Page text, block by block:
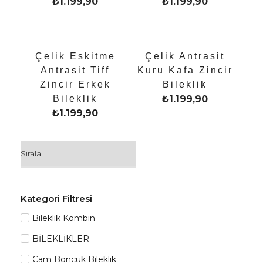
Çelik Eskitme
Antrasit Tiff
Zincir Erkek
Bileklik
₺1.199,90
Çelik Antrasit
Kuru Kafa Zincir
Bileklik
₺1.199,90
Kategori Filtresi
Bileklik Kombin
BİLEKLİKLER
Cam Boncuk Bileklik